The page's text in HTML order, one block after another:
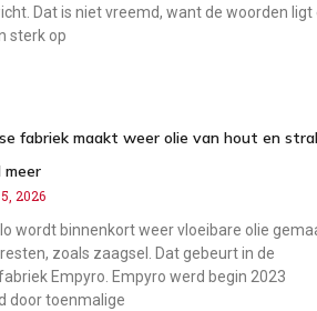
Dat is niet vreemd, want de woorden ligt
sterk op
fabriek maakt weer olie van hout en
meer
2026
wordt binnenkort weer vloeibare olie
zoals zaagsel. Dat gebeurt in de
Empyro. Empyro werd begin 2023
door toenmalige